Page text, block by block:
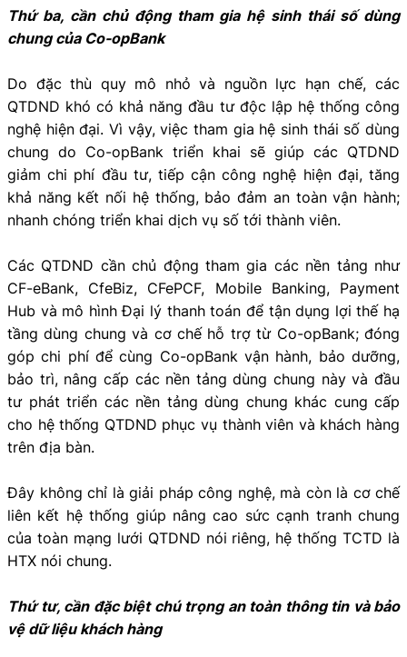
Thứ ba, cần chủ động tham gia hệ sinh thái số dùng
chung của Co-opBank
Do đặc thù quy mô nhỏ và nguồn lực hạn chế, các
QTDND khó có khả năng đầu tư độc lập hệ thống công
nghệ hiện đại. Vì vậy, việc tham gia hệ sinh thái số dùng
chung do Co-opBank triển khai sẽ giúp các QTDND
giảm chi phí đầu tư, tiếp cận công nghệ hiện đại, tăng
khả năng kết nối hệ thống, bảo đảm an toàn vận hành;
nhanh chóng triển khai dịch vụ số tới thành viên.
Các QTDND cần chủ động tham gia các nền tảng như
CF-eBank, CfeBiz, CFePCF, Mobile Banking, Payment
Hub và mô hình Đại lý thanh toán để tận dụng lợi thế hạ
tầng dùng chung và cơ chế hỗ trợ từ Co-opBank; đóng
góp chi phí để cùng Co-opBank vận hành, bảo dưỡng,
bảo trì, nâng cấp các nền tảng dùng chung này và đầu
tư phát triển các nền tảng dùng chung khác cung cấp
cho hệ thống QTDND phục vụ thành viên và khách hàng
trên địa bàn.
Đây không chỉ là giải pháp công nghệ, mà còn là cơ chế
liên kết hệ thống giúp nâng cao sức cạnh tranh chung
của toàn mạng lưới QTDND nói riêng, hệ thống TCTD là
HTX nói chung.
Thứ tư, cần đặc biệt chú trọng an toàn thông tin và bảo
vệ dữ liệu khách hàng